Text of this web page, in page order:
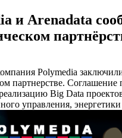
и Arenadata
Polymedia
партнерстве. Соглашение
Big Data
управления,